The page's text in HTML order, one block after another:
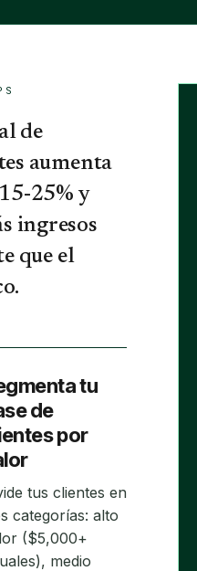
de
aumenta
25% y
ingresos
que el
tu
de
por
tus clientes en
categorías: alto
($5,000+
medio